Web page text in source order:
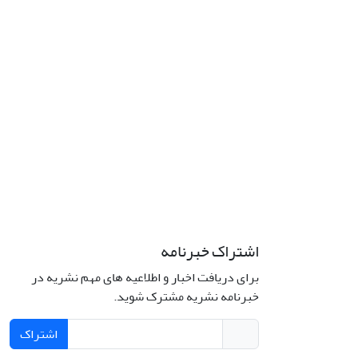
اشتراک خبرنامه
برای دریافت اخبار و اطلاعیه های مهم نشریه در
خبرنامه نشریه مشترک شوید.
اشتراک